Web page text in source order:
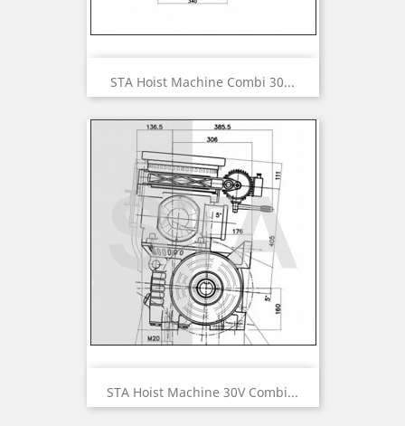
STA Hoist Machine Combi 30...
STA Hoist Machine 30V Combi...